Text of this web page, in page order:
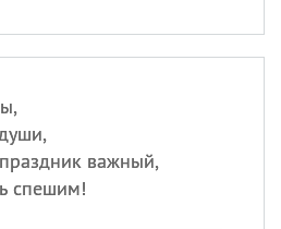
важный,
спешим!